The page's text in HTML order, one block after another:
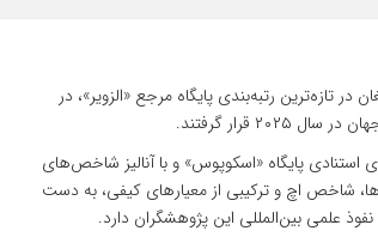
تازه‌ترین رتبه‌بندی پایگاه مرجع «الزویر»، در
قرار گرفتند.
پایگاه «اسکوپوس» و با آنالیز شاخص‌های
شاخص اچ و ترکیبی از معیارهای کیفی، به دست
علمی بین‌المللی این پژوهشگران دارد.